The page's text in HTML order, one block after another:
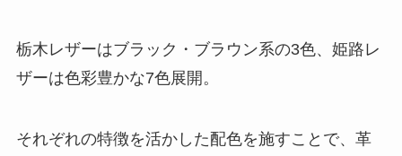
栃木レザーはブラック・ブラウン系の3色、姫路レ
ザーは色彩豊かな7色展開。
それぞれの特徴を活かした配色を施すことで、革